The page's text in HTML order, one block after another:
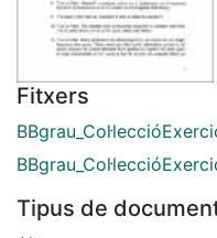
Fitxers
Tipus de